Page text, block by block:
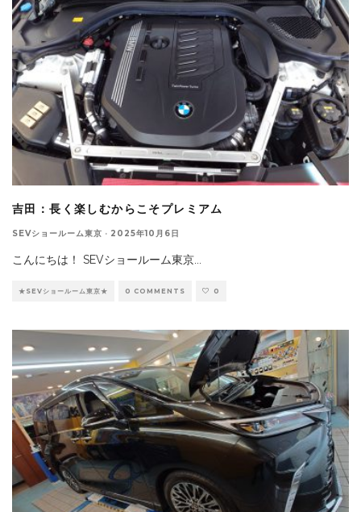
吉田：長く楽しむからこそプレミアム
SEVショールーム東京 · 2025年10月6日
こんにちは！ SEVショールーム東京
★SEVショールーム東京★ 0 COMMENTS 0